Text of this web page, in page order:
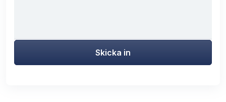
Skicka in